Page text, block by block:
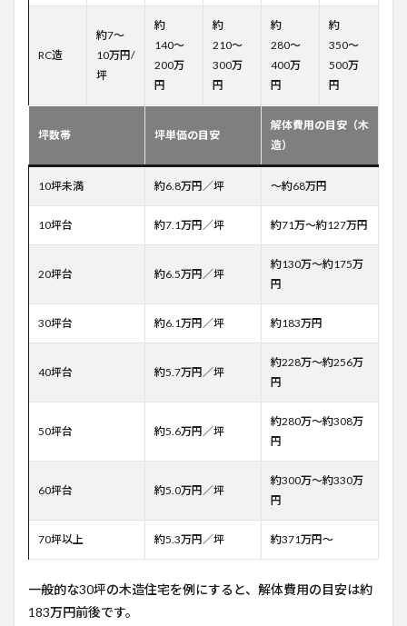
RC造
約7〜
10万円/
坪
約
140〜
200万
円
約
210〜
300万
円
約
280〜
400万
円
約
350〜
500万
円
坪数帯 坪単価の目安
解体費用の目安（木
造）
10坪未満 約6.8万円／坪 ～約68万円
10坪台 約7.1万円／坪 約71万～約127万円
20坪台 約6.5万円／坪
約130万～約175万
円
30坪台 約6.1万円／坪 約183万円
40坪台 約5.7万円／坪
約228万～約256万
円
50坪台 約5.6万円／坪
約280万～約308万
円
60坪台 約5.0万円／坪
約300万～約330万
円
70坪以上 約5.3万円／坪 約371万円～
一般的な30坪の木造住宅を例にすると、解体費用の目安は約
183万円前後です。